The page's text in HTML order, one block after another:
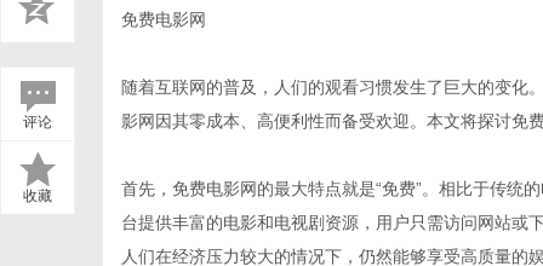
评论
收藏
免费电影网
随着互联网的普及，人们的观看习惯发生了巨大的变化
影网因其零成本、高便利性而备受欢迎。本文将探讨免
首先，免费电影网的最大特点就是“免费”。相比于传统
台提供丰富的电影和电视剧资源，用户只需访问网站或
人们在经济压力较大的情况下，仍然能够享受高质量的